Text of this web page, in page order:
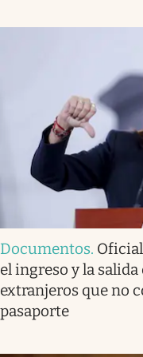
Documentos.
el ingreso y la
extranjeros que no
pasaporte